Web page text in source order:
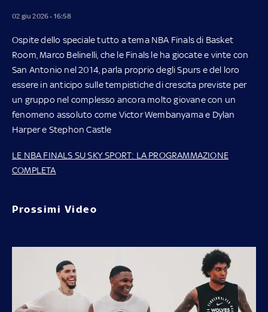
02 giu 2026 - 16:58
Ospite dello speciale tutto a tema NBA Finals di Basket
Room, Marco Belinelli, che le Finals le ha giocate e vinte con
San Antonio nel 2014, parla proprio degli Spurs e del loro
essere in anticipo sulle tempistiche di crescita previste per
un gruppo nel complesso ancora molto giovane con un
fenomeno assoluto come Victor Wembanyama e Dylan
Harper e Stephon Castle
LE NBA FINALS SU SKY SPORT: LA PROGRAMMAZIONE
COMPLETA
Prossimi Video